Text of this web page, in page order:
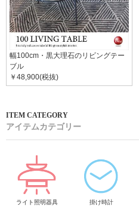
幅100cm・黒大理石のリビングテー
ブル
￥48,900(税抜)
アイテムカテゴリー
ライト照明器具 掛け時計